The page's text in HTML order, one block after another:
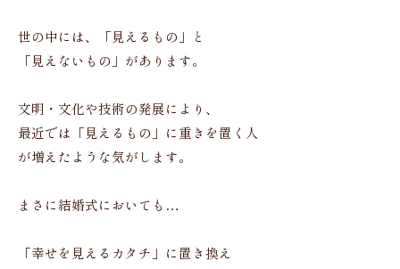
世の中には、「見えるもの」と
「見えないもの」があります。
文明・文化や技術の発展により、
最近では「見えるもの」に重きを置く人
が増えたような気がします。
まさに結婚式においても…
「幸せを見えるカタチ」に置き換え